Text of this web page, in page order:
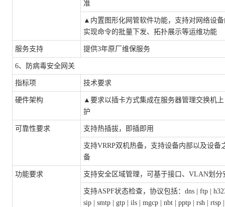
准
▲ 内置图形化网管软件功能，支持对网络设
实现命令的批量下发、拓扑展示等运维功能
服务支持 提供3年原厂维保服务
6、防病毒安全网关
指标项 技术要求
硬件架构 ▲ 要求以插卡方式集成在服务器管理交换机
护
可靠性要求 支持热插拔，即插即用
支持VRRP双机热备，支持设备内部以及设备
备
功能要求 支持安全区域管理，可基于接口、 VLAN划分
支持ASPF状态检查，协议包括：dns | ftp |
sip | smtp | gtp | ils | mgcp | nbt | pptp | rsh | rtsp